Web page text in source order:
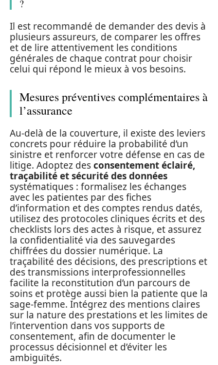
?
Il est recommandé de demander des devis à
plusieurs assureurs, de comparer les offres
et de lire attentivement les conditions
générales de chaque contrat pour choisir
celui qui répond le mieux à vos besoins.
Mesures préventives complémentaires à
l’assurance
Au-delà de la couverture, il existe des leviers
concrets pour réduire la probabilité d’un
sinistre et renforcer votre défense en cas de
litige. Adoptez desconsentement éclairé,
traçabilité et sécurité des données
systématiques : formalisez les échanges
avec les patientes par des fiches
d’information et des comptes rendus datés,
utilisez des protocoles cliniques écrits et des
checklists lors des actes à risque, et assurez
la confidentialité via des sauvegardes
chiffrées du dossier numérique. La
traçabilité des décisions, des prescriptions et
des transmissions interprofessionnelles
facilite la reconstitution d’un parcours de
soins et protège aussi bien la patiente que la
sage‑femme. Intégrez des mentions claires
sur la nature des prestations et les limites de
l’intervention dans vos supports de
consentement, afin de documenter le
processus décisionnel et d’éviter les
ambiguïtés.